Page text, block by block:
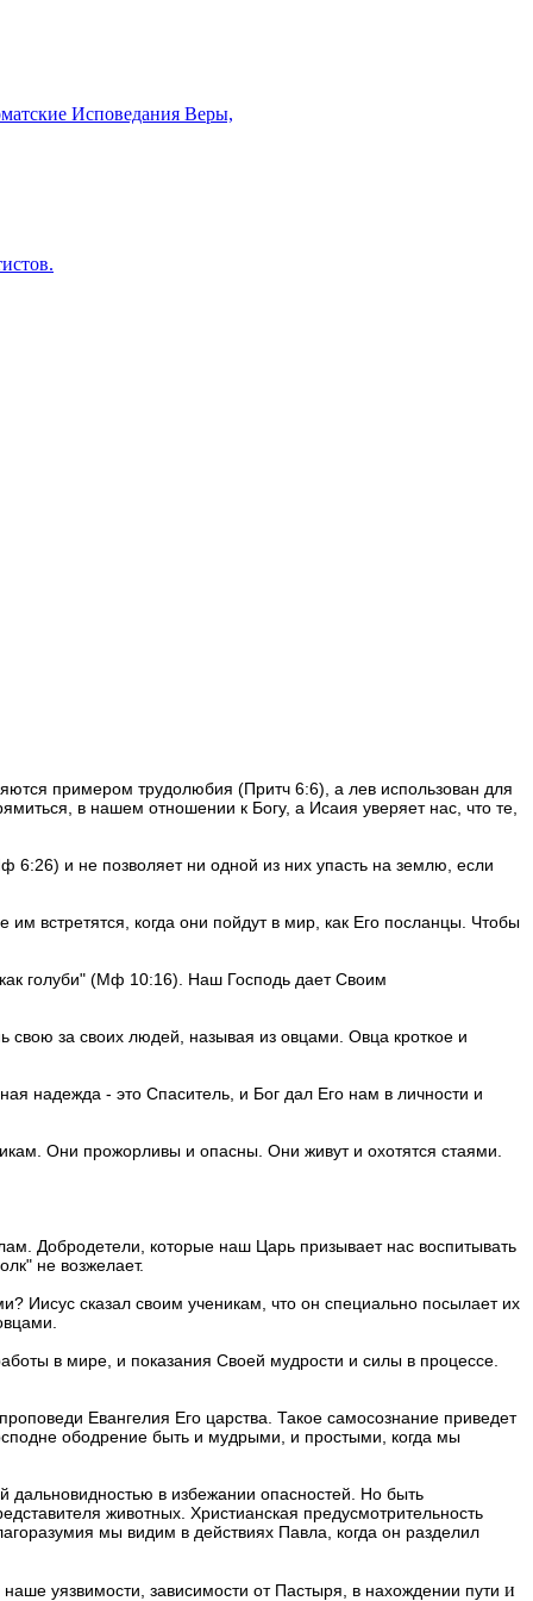
Исповедания Веры,
примером трудолюбия (Притч 6:6), а лев использован для
в нашем отношении к Богу, а Исаия уверяет нас, что те,
6:26) и не позволяет ни одной из них упасть на землю, если
встретятся, когда они пойдут в мир, как Его посланцы. Чтобы
голуби" (Мф 10:16). Наш Господь дает Своим
за своих людей, называя из овцами. Овца кроткое и
надежда - это Спаситель, и Бог дал Его нам в личности и
Они прожорливы и опасны. Они живут и охотятся стаями.
Добродетели, которые наш Царь призывает нас воспитывать
не возжелает.
Иисус сказал своим ученикам, что он специально посылает их
в мире, и показания Своей мудрости и силы в процессе.
Евангелия Его царства. Такое самосознание приведет
ободрение быть и мудрыми, и простыми, когда мы
дальновидностью в избежании опасностей. Но быть
животных. Христианская предусмотрительность
мы видим в действиях Павла, когда он разделил
уязвимости, зависимости от Пастыря, в нахождении пути и